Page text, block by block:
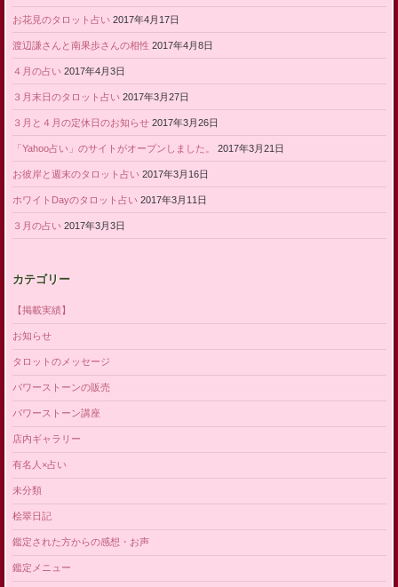
お花見のタロット占い 2017年4月17日
渡辺謙さんと南果歩さんの相性 2017年4月8日
４月の占い 2017年4月3日
３月末日のタロット占い 2017年3月27日
３月と４月の定休日のお知らせ 2017年3月26日
「Yahoo占い」のサイトがオープンしました。 2017年3月21日
お彼岸と週末のタロット占い 2017年3月16日
ホワイトDayのタロット占い 2017年3月11日
３月の占い 2017年3月3日
カテゴリー
【掲載実績】
お知らせ
タロットのメッセージ
パワーストーンの販売
パワーストーン講座
店内ギャラリー
有名人×占い
未分類
桧翠日記
鑑定された方からの感想・お声
鑑定メニュー